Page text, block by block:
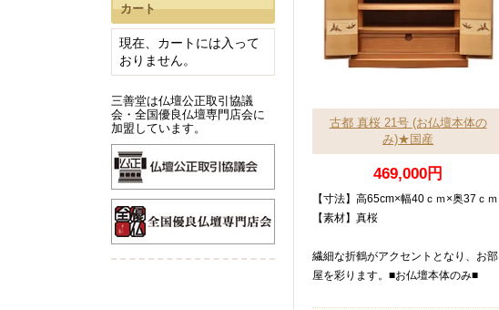
古都 真桜 21号 (お仏壇本体の
み)★国産
469,000円
【寸法】高65cm×幅40ｃｍ×奥37ｃｍ
【素材】真桜
繊細な折鶴がアクセントとなり、お部
屋を彩ります。■お仏壇本体のみ■
ワインレッド系
ブラック系
ブラウン系
ナチュラル系
ダークブラウン系
ホワイト系
カート
現在、カートには入って
おりません。
三善堂は仏壇公正取引協議
会・全国優良仏壇専門店会に
加盟しています。